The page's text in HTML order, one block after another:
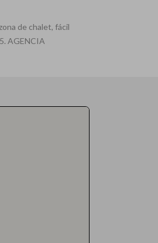
de chalet, fácil
AGENCIA